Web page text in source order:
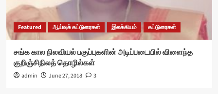
Featured ஆய்வுக் கட்டுரைகள் இலக்கியம் கட்டுரைகள்
சங்க கால நிலவியல் பகுப்புகளின் அடிப்படையில் விளைந்த
குறிஞ்சிநிலத் தொழில்கள்
admin June 27, 2018 3